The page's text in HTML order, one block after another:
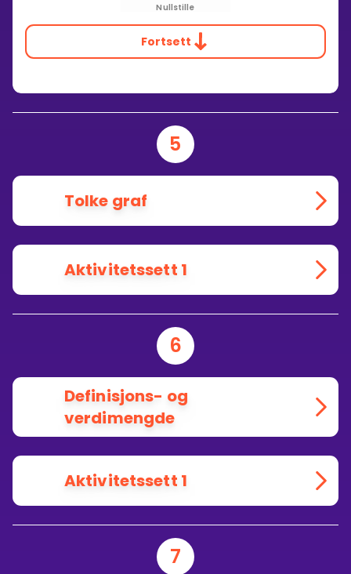
Nullstille
Fortsett
5
Tolke graf
Aktivitetssett 1
6
Definisjons- og
verdimengde
Aktivitetssett 1
7